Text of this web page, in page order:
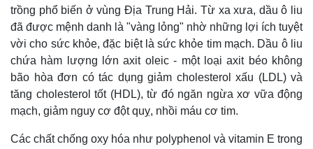
trồng phổ biến ở vùng Địa Trung Hải. Từ xa xưa, dầu ô liu
đã được mệnh danh là "vàng lỏng" nhờ những lợi ích tuyệt
vời cho sức khỏe, đặc biệt là sức khỏe tim mạch. Dầu ô liu
chứa hàm lượng lớn axit oleic - một loại axit béo không
bão hòa đơn có tác dụng giảm cholesterol xấu (LDL) và
tăng cholesterol tốt (HDL), từ đó ngăn ngừa xơ vữa động
mạch, giảm nguy cơ đột quỵ, nhồi máu cơ tim.
Các chất chống oxy hóa như polyphenol và vitamin E trong